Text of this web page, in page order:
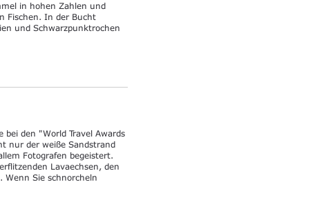
in hohen Zahlen und
Fischen. In der Bucht
und Schwarzpunktrochen
den "World Travel Awards
nur der weiße Sandstrand
Fotografen begeistert.
Lavaechsen, den
Wenn Sie schnorcheln